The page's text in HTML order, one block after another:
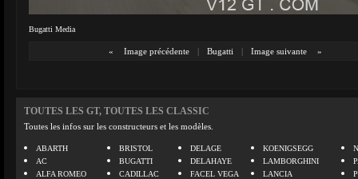
Bugatti Media
« Image précédente | Bugatti | Image suivante »
TOUTES LES GT, TOUTES LES CLASSIC
Toutes les infos sur les constructeurs et les modèles.
ABARTH
AC
ALFA ROMEO
BRISTOL
BUGATTI
CADILLAC
DELAGE
DELAHAYE
FACEL VEGA
KOENIGSEGG
LAMBORGHINI
LANCIA